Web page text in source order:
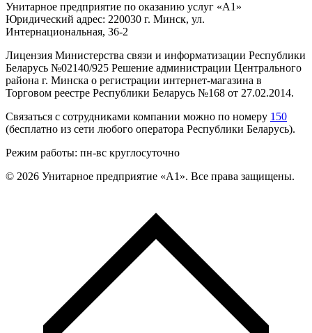
Унитарное предприятие по оказанию услуг «А1»
Юридический адрес: 220030 г. Минск, ул.
Интернациональная, 36-2
Лицензия Министерства связи и информатизации Республики
Беларусь №02140/925 Решение администрации Центрального
района г. Минска о регистрации интернет-магазина в
Торговом реестре Республики Беларусь №168 от 27.02.2014.
Связаться с сотрудниками компании можно по номеру 150
(бесплатно из сети любого оператора Республики Беларусь).
Режим работы: пн-вс круглосуточно
© 2026 Унитарное предприятие «А1». Все права защищены.